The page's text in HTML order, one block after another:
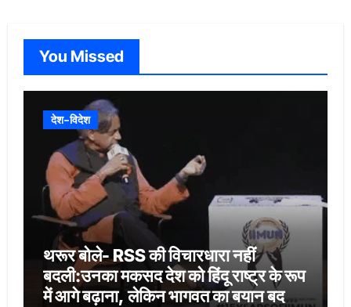
You Missed
देश-विदेश
थरूर बोले- RSS की विचारधारा नहीं
बदली:उनका मकसद देश को हिंदू राष्ट्र के रूप
में आगे बढ़ाना, लेकिन भागवत का बयान बदलाव